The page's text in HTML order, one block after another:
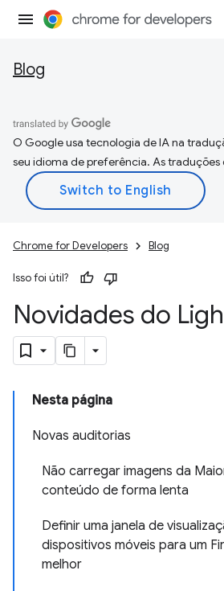
Blog
O Google usa tecnologia de IA na
seu idioma de preferência. As traduções
Chrome for Developers Blog
Isso foi útil?
Novidades do
Nesta página
Novas auditorias
Não carregar imagens da
conteúdo de forma lenta
Definir uma janela de
dispositivos móveis para um
melhor